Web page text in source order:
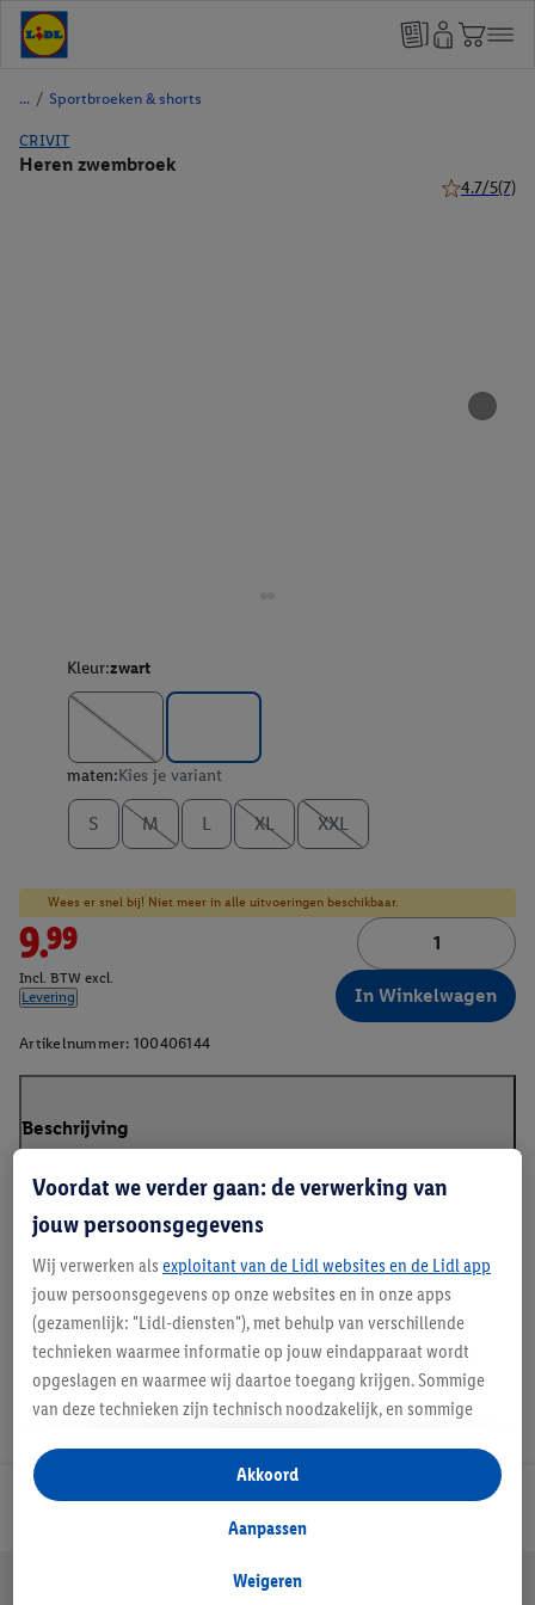
/ Sportbroeken & shorts
CRIVIT
Heren zwembroek
4.7/5(7)
Kleur:zwart
maten:Kies je variant
S M L XL XXL
Wees er snel bij! Niet meer in alle uitvoeringen beschikbaar.
9.99
Incl. BTW excl.
Levering
In Winkelwagen
Artikelnummer: 100406144
Beschrijving
*GRS - Global Recycled Standard
Lidl Nieuwsbrief
Jouw voordelen bij ons als Lidl webshop klant
Voordat we verder gaan: de verwerking van
jouw persoonsgegevens
Wij verwerken als exploitant van de Lidl websites en de Lidl app
jouw persoonsgegevens op onze websites en in onze apps
(gezamenlijk: "Lidl-diensten"), met behulp van verschillende
technieken waarmee informatie op jouw eindapparaat wordt
opgeslagen en waarmee wij daartoe toegang krijgen. Sommige
van deze technieken zijn technisch noodzakelijk, en sommige
opslaan van voorkeursinstellingen, het verzamelen en
analyseren van statistieken of voor het tonen van
gepersonaliseerde reclame binnen en buiten de Lidl-diensten.
gegevens over jouw aankoopgedrag in de winkel ook voor de
Weigeren
Aanpassen
Akkoord